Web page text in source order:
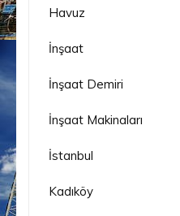
Havuz
İnşaat
İnşaat Demiri
İnşaat Makinaları
İstanbul
Kadıköy